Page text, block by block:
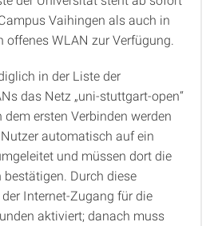
Vaihingen als auch in
WLAN zur Verfügung.
in der Liste der
das Netz „uni-stuttgart-open“
ersten Verbinden werden
automatisch auf ein
und müssen dort die
bestätigen. Durch diese
Internet-Zugang für die
aktiviert; danach muss